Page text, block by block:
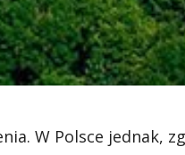
W Polsce jednak,